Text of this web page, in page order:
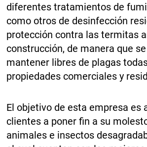
diferentes tratamientos de
como otros de desinfección
protección contra las termitas
construcción, de manera que
mantener libres de plagas
propiedades comerciales y
El objetivo de esta empresa es
clientes a poner fin a su
animales e insectos